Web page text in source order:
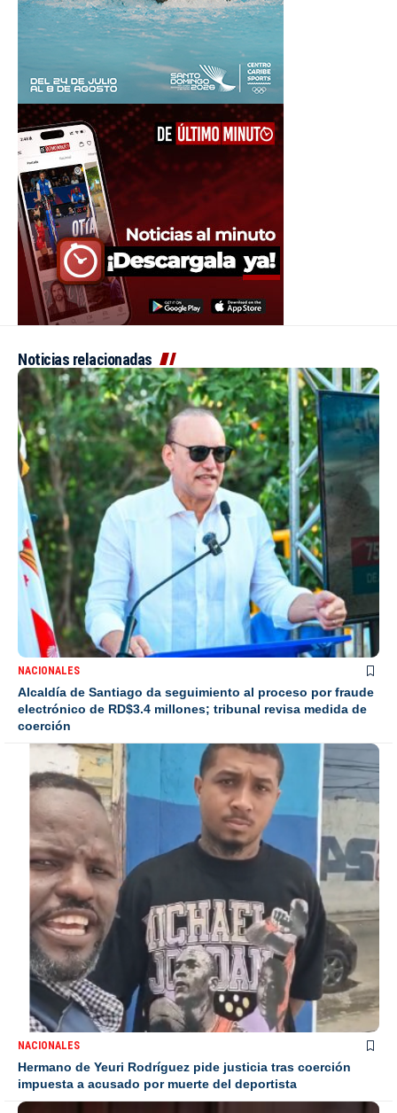
Noticias relacionadas
NACIONALES
Alcaldía de Santiago da seguimiento al proceso por fraude
electrónico de RD$3.4 millones; tribunal revisa medida de
coerción
NACIONALES
Hermano de Yeuri Rodríguez pide justicia tras coerción
impuesta a acusado por muerte del deportista